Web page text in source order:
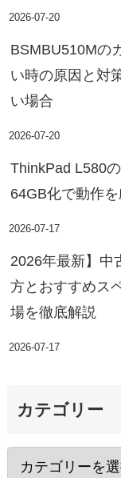
2026-07-20
BSMBU510Mの
い時の原因と対
い場合
2026-07-20
ThinkPad L580
64GB化で動作
2026-07-17
2026年最新】中
方とおすすめス
場を徹底解説
2026-07-17
カテゴリー